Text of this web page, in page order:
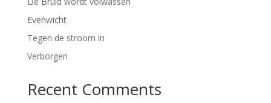
Evenwicht
Tegen de stroom in
Verborgen
Recent Comments